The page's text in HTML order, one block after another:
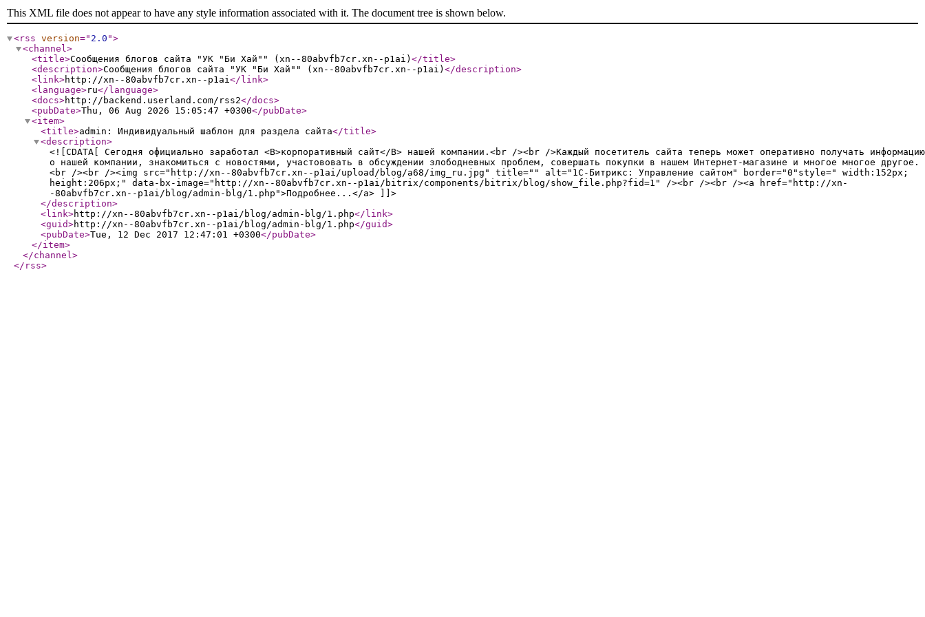
This XML file does not appear to have any style information associated with it. The document tree is shown below.
<rss version=" 2.0 ">
<channel>
<title>Сообщения блогов сайта "УК "Би Хай"" (xn--80abvfb7cr.xn--p1ai) </title>
<description>Сообщения блогов сайта "УК "Би Хай"" (xn--80abvfb7cr.xn--p1ai) </description>
<link>http://xn--80abvfb7cr.xn--p1ai</link>
<language>ru</language>
<docs>http://backend.userland.com/rss2</docs>
<pubDate>Thu, 06 Aug 2026 15:05:47 +0300</pubDate>
<item>
<title>admin: Индивидуальный шаблон для раздела сайта</title>
<description>
<![CDATA[ Сегодня официально заработал <B>корпоративный сайт</B> нашей компании.<br /><br />Каждый посетитель сайта теперь может оперативно получать информацию
о нашей компании, знакомиться с новостями, участововать в обсуждении злободневных проблем, совершать покупки в нашем Интернет-магазине и многое многое другое.
<br /><br /><img src="http://xn--80abvfb7cr.xn--p1ai/upload/blog/a68/img_ru.jpg" title="" alt="1С-Битрикс: Управление сайтом" border="0"style=" width:152px;
height:206px;" data-bx-image="http://xn--80abvfb7cr.xn--p1ai/bitrix/components/bitrix/blog/show_file.php?fid=1" /><br /><br /><a href="http://xn-
-80abvfb7cr.xn--p1ai/blog/admin-blg/1.php">Подробнее...</a> ]]>
</description>
<link>http://xn--80abvfb7cr.xn--p1ai/blog/admin-blg/1.php</link>
<guid>http://xn--80abvfb7cr.xn--p1ai/blog/admin-blg/1.php</guid>
<pubDate>Tue, 12 Dec 2017 12:47:01 +0300</pubDate>
</item>
</channel>
</rss>